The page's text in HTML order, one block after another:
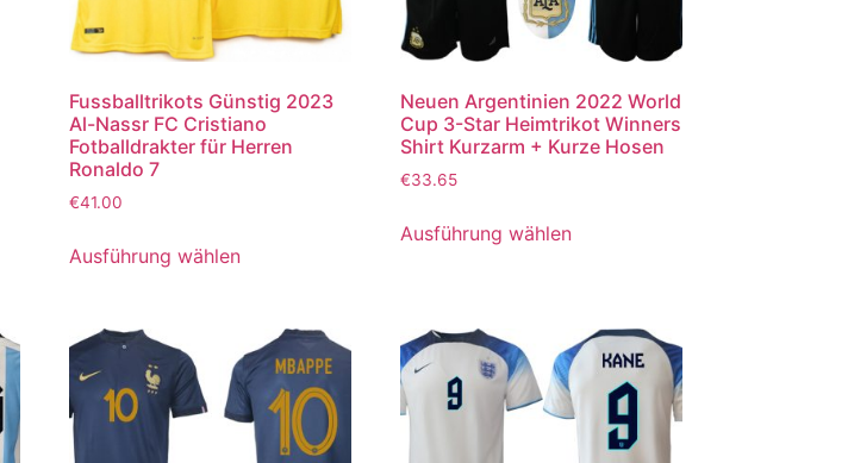
Fussballtrikots Günstig 2023
Al-Nassr FC Cristiano
Fotballdrakter für Herren
Ronaldo 7
€41.00
Ausführung wählen
Neuen Argentinien 2022 World
Cup 3-Star Heimtrikot Winners
Shirt Kurzarm + Kurze Hosen
€33.65
Ausführung wählen